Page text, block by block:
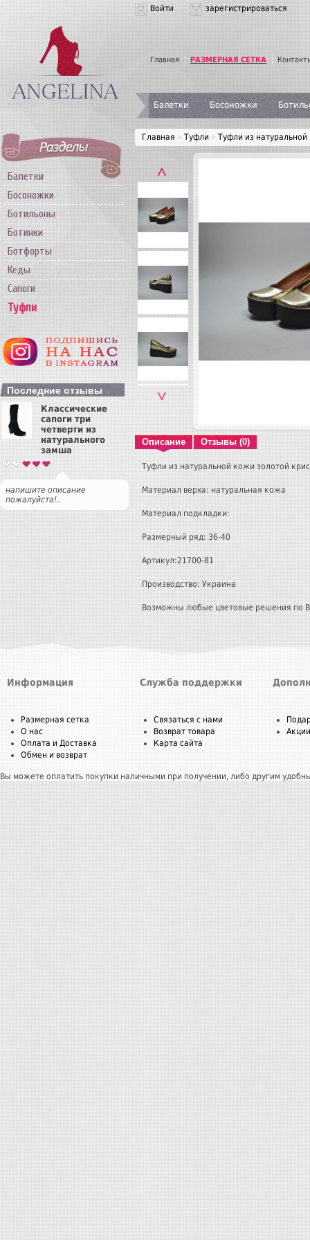
Войти зарегистрироваться
Главная РАЗМЕРНАЯ СЕТКА
Балетки Босоножки
Балетки
Босоножки
Ботильоны
Ботинки
Ботфорты
Кеды
Сапоги
Туфли
Последние отзывы
Классические
сапоги три
четверти из
натурального
замша
напишите описание
пожалуйста!..
Главная » Туфли » Туфли из
˄
˅
Описание Отзывы (0)
Туфли из натуральной кожи золотой
Материал верха: натуральная кожа
Материал подкладки:
Размерный ряд: 36-40
Артикул:21700-81
Производство: Украина
Возможны любые цветовые решения по
Информация
Размерная сетка
О нас
Оплата и Доставка
Обмен и возврат
Служба поддержки
Связаться с нами
Возврат товара
Карта сайта
Акции
Вы можете оплатить покупки наличными при получении, либо другим